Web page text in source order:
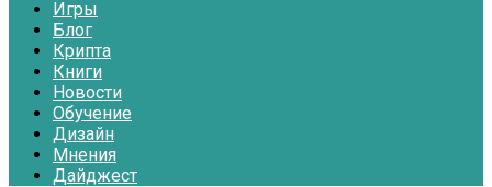
Игры
Блог
Крипта
Книги
Новости
Обучение
Дизайн
Мнения
Дайджест